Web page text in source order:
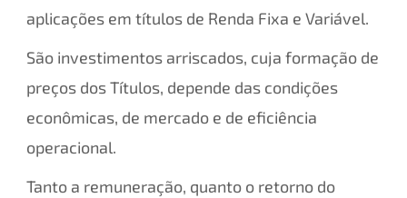
aplicações em títulos de Renda Fixa e Variável.
São investimentos arriscados, cuja formação de
preços dos Títulos, depende das condições
econômicas, de mercado e de eficiência
operacional.
Tanto a remuneração, quanto o retorno do